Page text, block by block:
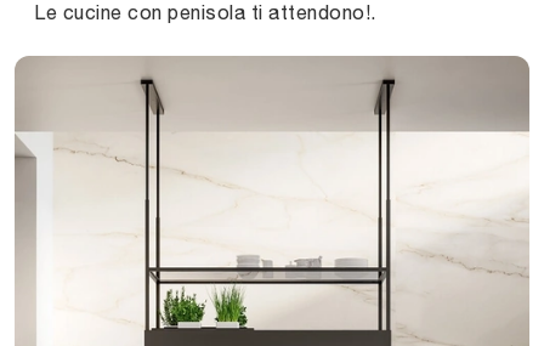
Le cucine con penisola ti attendono!.